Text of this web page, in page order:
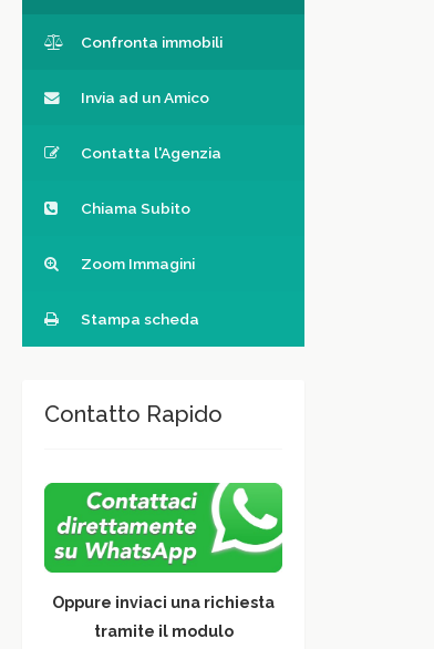
Confronta immobili
Invia ad un Amico
Contatta l'Agenzia
Chiama Subito
Zoom Immagini
Stampa scheda
Contatto Rapido
Oppure inviaci una richiesta
tramite il modulo